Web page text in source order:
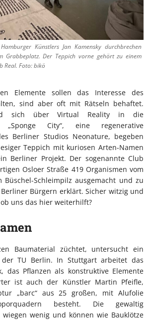
Künstlers Jan Kamensky durchbrechen
Grabbeplatz. Der Teppich vorne gehört zu einem
Real. Foto: bikö
Elemente sollen das Interesse des
sind aber oft mit Rätseln behaftet.
sich über Virtual Reality in die
„Sponge City“, eine regenerative
Berliner Studios Neonature, begeben
Teppich mit kuriosen Arten-Namen
Berliner Projekt. Der sogenannte Club
Osloer Straße 419 Organismen vom
Büschel-Schleimpilz ausgemacht und zu
Bürgern erklärt. Sicher witzig und
uns das hier weiterhilft?
Baumaterial züchtet, untersucht ein
der TU Berlin. In Stuttgart arbeitet das
das Pflanzen als konstruktive Elemente
ist auch der Künstler Martin Pfeifle,
„barc“ aus 25 großen, mit Alufolie
besteht. Die gewaltig
wiegen wenig und können wie Bauklötze